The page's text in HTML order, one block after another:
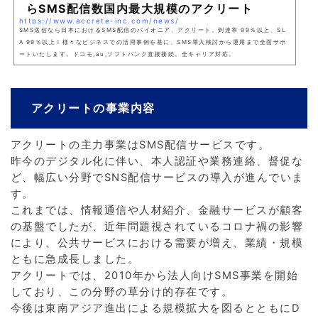
らSMS配信数国内最大規模のアクリート
https://www.accrete-inc.com/news/
SMS送信なら日本におけるSMS配信のパイオニア、アクリート。到達率 99％以上、SL
A 99％以上！様々なビジネスでの活用事例を基に、SMS導入検討から運用まで全面サポ
ートいたします。ドコモ,au,ソフトバンク直接接続。全キャリア対応。
アクリートの事業内容
アクリートの主力事業はSMS配信サービスです。
昨今のデジタル化に伴い、本人認証や業務連絡、督促な
ど、幅広い分野でSNS配信サービスの導入が進んでいま
す。
これまでは、情報通信や人材紹介、金融サービスが顧客
の基盤でしたが、近年問題視されているコロナ禍の影響
により、公共サービスにおける需要が増え、業績・規模
ともに急成長しました。
アクリートでは、2010年から法人向けSMS事業を開始
しており、この分野の草分け的存在です。
今後は東南アジア進出による規模拡大を図るとともにD